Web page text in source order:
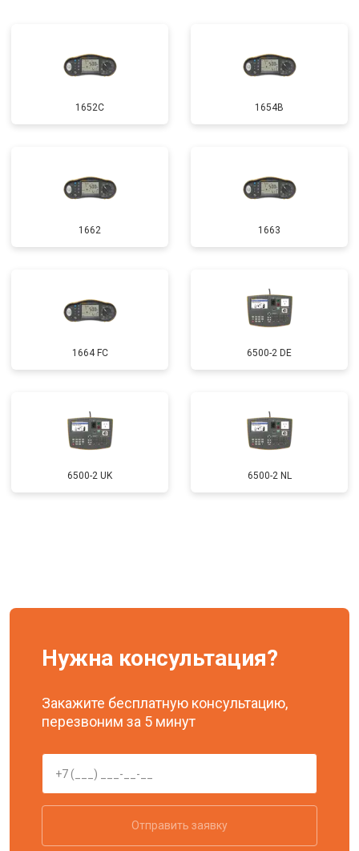
1652C 1654B
1662 1663
1664 FC 6500-2 DE
6500-2 UK 6500-2 NL
Нужна консультация?
Закажите бесплатную консультацию,
перезвоним за 5 минут
Отправить заявку